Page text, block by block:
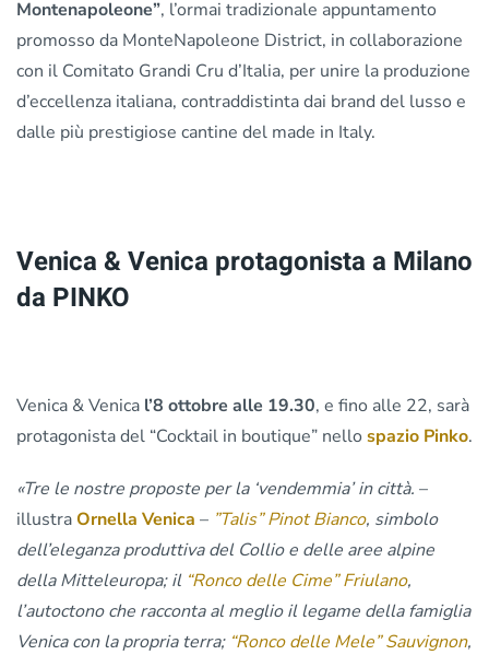
Montenapoleone”, l’ormai tradizionale appuntamento
promosso da MonteNapoleone District, in collaborazione
con il Comitato Grandi Cru d’Italia, per unire la produzione
d’eccellenza italiana, contraddistinta dai brand del lusso e
dalle più prestigiose cantine del made in Italy.
Venica & Venica protagonista a Milano
da PINKO
Venica & Venica l’8 ottobre alle 19.30, e fino alle 22, sarà
protagonista del “Cocktail in boutique” nello spazio Pinko.
«Tre le nostre proposte per la ‘vendemmia’ in città. –
illustraOrnella Venica – ”Talis” Pinot Bianco, simbolo
dell’eleganza produttiva del Collio e delle aree alpine
della Mitteleuropa; il “Ronco delle Cime” Friulano,
l’autoctono che racconta al meglio il legame della famiglia
Venica con la propria terra; “Ronco delle Mele” Sauvignon,